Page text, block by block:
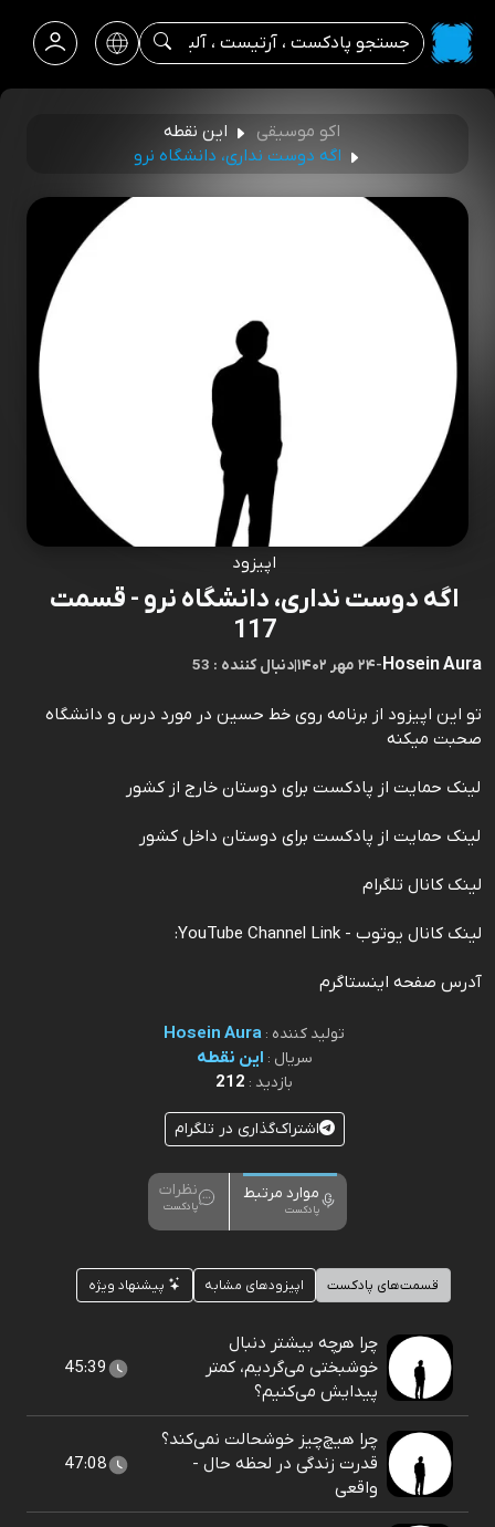
اکو موسیقی
این نقطه
اگه دوست نداری، دانشگاه نرو
اپیزود
اگه دوست نداری، دانشگاه نرو - قسمت
117
Hosein Aura
-۲۴ مهر ۱۴۰۲ |53 : دنبال کننده
تو این اپیزود از برنامه روی خط حسین در مورد درس و دانشگاه
صحبت میکنه
لینک حمایت از پادکست برای دوستان خارج از کشور
لینک حمایت از پادکست برای دوستان داخل کشور
لینک کانال تلگرام
لینک کانال یوتوب - YouTube Channel Link:
آدرس صفحه اینستاگرم
تولید کننده : Hosein Aura
سریال : این نقطه
بازدید : 212
اشتراک‌گذاری در تلگرام
موارد مرتبط
پادکست
نظرات
پادکست
قسمت‌های پادکست اپیزودهای مشابه پیشنهاد ویژه
چرا هرچه بیشتر دنبال
خوشبختی می‌گردیم، کمتر
پیدایش می‌کنیم؟
45:39
چرا هیچ‌چیز خوشحالت نمی‌کند؟
قدرت زندگی در لحظه حال -
واقعی
47:08